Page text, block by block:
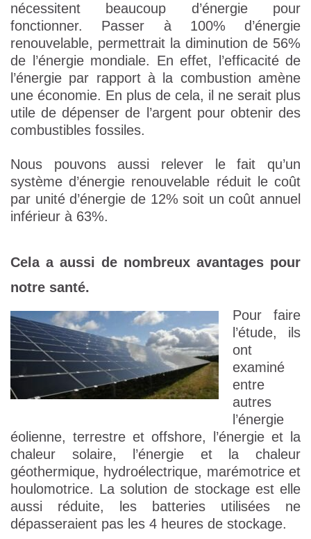
nécessitent beaucoup d’énergie pour
fonctionner. Passer à 100% d’énergie
renouvelable, permettrait la diminution de 56%
de l’énergie mondiale. En effet, l’efficacité de
l’énergie par rapport à la combustion amène
une économie. En plus de cela, il ne serait plus
utile de dépenser de l’argent pour obtenir des
combustibles fossiles.
Nous pouvons aussi relever le fait qu’un
système d’énergie renouvelable réduit le coût
par unité d’énergie de 12% soit un coût annuel
inférieur à 63%.
Cela a aussi de nombreux avantages pour
notre santé.
Pour faire
l’étude, ils
ont
examiné
entre
autres
l’énergie
éolienne, terrestre et offshore, l’énergie et la
chaleur solaire, l’énergie et la chaleur
géothermique, hydroélectrique, marémotrice et
houlomotrice. La solution de stockage est elle
aussi réduite, les batteries utilisées ne
dépasseraient pas les 4 heures de stockage.